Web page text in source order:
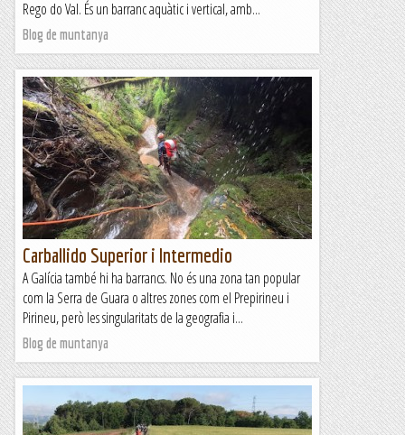
Rego do Val. És un barranc aquàtic i vertical, amb...
Blog de muntanya
Carballido Superior i Intermedio
A Galícia també hi ha barrancs. No és una zona tan popular
com la Serra de Guara o altres zones com el Prepirineu i
Pirineu, però les singularitats de la geografia i...
Blog de muntanya